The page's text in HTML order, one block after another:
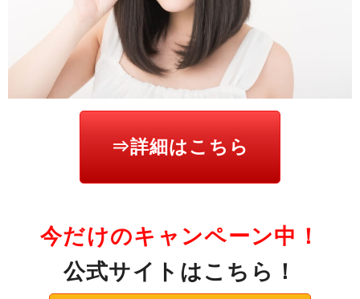
⇒詳細はこちら
今だけのキャンペーン中！
公式サイトはこちら！